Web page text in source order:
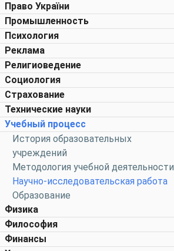
Право України
Промышленность
Психология
Реклама
Религиоведение
Социология
Страхование
Технические науки
Учебный процесс
История образовательных
учреждений
Методология учебной деятельности
Научно-исследовательская работа
Образование
Физика
Философия
Финансы